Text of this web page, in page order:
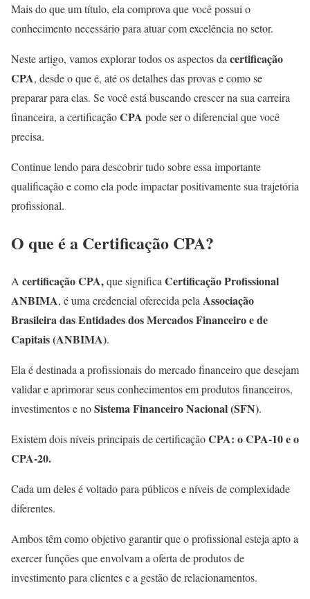
Mais do que um título, ela comprova que você possui o
conhecimento necessário para atuar com excelência no setor.
Neste artigo, vamos explorar todos os aspectos da certificação
CPA, desde o que é, até os detalhes das provas e como se
preparar para elas. Se você está buscando crescer na sua carreira
financeira, a certificaçãoCPA pode ser o diferencial que você
precisa.
Continue lendo para descobrir tudo sobre essa importante
qualificação e como ela pode impactar positivamente sua trajetória
profissional.
O que é a Certificação CPA?
A certificação CPA,que significaCertificação Profissional
ANBIMA, é uma credencial oferecida pelaAssociação
Brasileira das Entidades dos Mercados Financeiro e de
Capitais (ANBIMA).
Ela é destinada a profissionais do mercado financeiro que desejam
validar e aprimorar seus conhecimentos em produtos financeiros,
investimentos e noSistema Financeiro Nacional (SFN).
Existem dois níveis principais de certificaçãoCPA: o CPA-10 e o
CPA-20.
Cada um deles é voltado para públicos e níveis de complexidade
diferentes.
Ambos têm como objetivo garantir que o profissional esteja apto a
exercer funções que envolvam a oferta de produtos de
investimento para clientes e a gestão de relacionamentos.